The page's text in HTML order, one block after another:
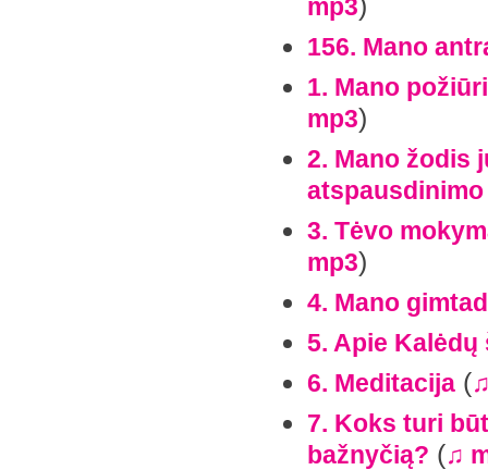
mp3
156. Mano
1. Mano
mp3)
2. Mano žodis
atspausdinimo
3. Tėvo
mp3)
4. Mano
5. Apie Kalėdų
6. Meditacija (
7. Koks turi
bažnyčią? (♫